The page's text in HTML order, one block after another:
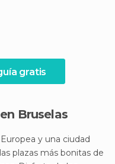
gratis
Bruselas
y una ciudad
plazas más bonitas de